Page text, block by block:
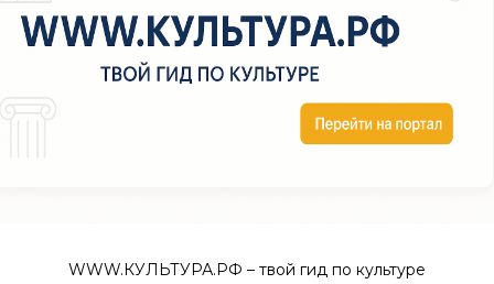
WWW.КУЛЬТУРА.РФ – твой гид по культуре